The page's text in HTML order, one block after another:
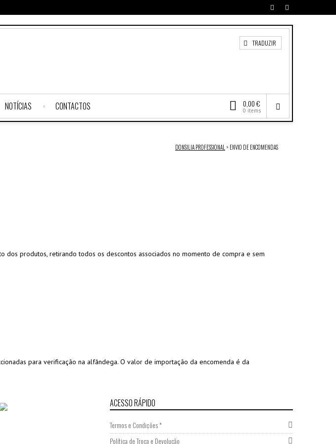
TRADUZIR
0,00 €
0 items
NOTÍCIAS CONTACTOS
DONSILIA PROFESSIONAL > ENVIO DE ENCOMENDAS
produtos, retirando todos os descontos associados no momento de compra e sem
para verificação na alfândega. O valor de importação da encomenda é da
ACESSO RÁPIDO
Termos e Condições *
Política de Troca e Devolução